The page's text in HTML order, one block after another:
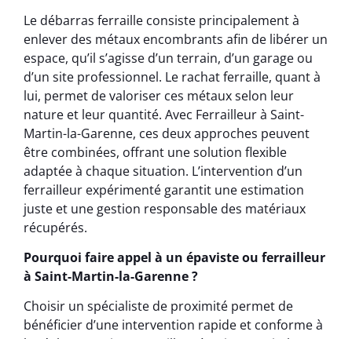
Le débarras ferraille consiste principalement à
enlever des métaux encombrants afin de libérer un
espace, qu’il s’agisse d’un terrain, d’un garage ou
d’un site professionnel. Le rachat ferraille, quant à
lui, permet de valoriser ces métaux selon leur
nature et leur quantité. Avec Ferrailleur à Saint-
Martin-la-Garenne, ces deux approches peuvent
être combinées, offrant une solution flexible
adaptée à chaque situation. L’intervention d’un
ferrailleur expérimenté garantit une estimation
juste et une gestion responsable des matériaux
récupérés.
Pourquoi faire appel à un épaviste ou ferrailleur
à Saint-Martin-la-Garenne ?
Choisir un spécialiste de proximité permet de
bénéficier d’une intervention rapide et conforme à